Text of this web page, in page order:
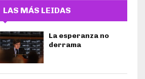
LAS MÁS LEIDAS
La esperanza no
derrama